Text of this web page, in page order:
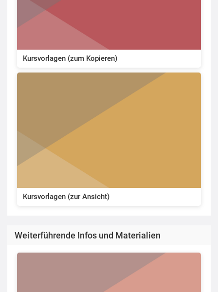
Kursvorlagen (zum Kopieren)
Kursvorlagen (zur Ansicht)
Weiterführende Infos und Materialien